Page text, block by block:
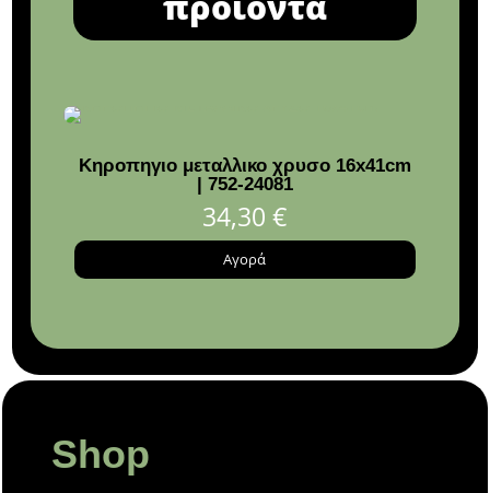
Κηροπηγιο μεταλλικο χρυσο 16x41cm
| 752-24081
34,30 €
Αγορά
Shop